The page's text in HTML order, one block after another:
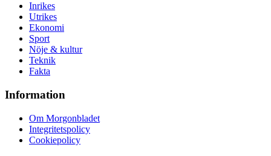
Inrikes
Utrikes
Ekonomi
Sport
Nöje & kultur
Teknik
Fakta
Information
Om Morgonbladet
Integritetspolicy
Cookiepolicy